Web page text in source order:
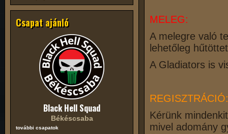
Csapat ajánló
Black Hell Squad
Békéscsaba
további csapatok
MELEG:
A melegre való
lehetőleg
A Gladiators is
REGISZTRÁCIÓ:
Kérünk
mivel adomány